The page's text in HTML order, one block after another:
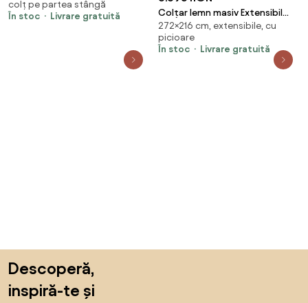
colț pe partea stângă
În stoc
Livrare gratuită
Colțar lemn masiv Extensibil
Toby Depozitare 272x216cm
Personalizabil - Solar 16
272×216 cm, extensibile, cu
picioare
În stoc
Livrare gratuită
Descoperă,
inspiră-te și